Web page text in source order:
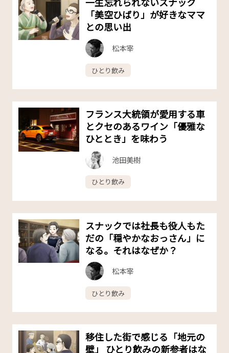
「美空ひばり」が好きなママ
との思い出
松本宰
ひとり飲み
フランス大統領が愛用する車
とクセのあるワイン「優雅な
ひととき」を味わう
池田美樹
ひとり飲み
スナックでは社長も役人もた
だの「穏やかなおっさん」に
なる。それはなぜか？
松本宰
ひとり飲み
移住した街で感じる「地元の
壁」 ひとり飲みの新参者はな